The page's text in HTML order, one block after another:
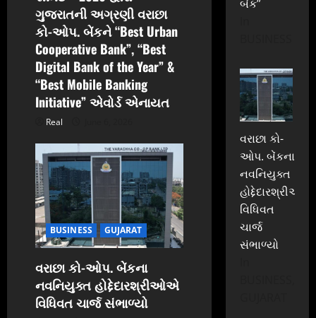
ગુજરાતની અગ્રણી વરાછા
કો-ઓપ. બેંકને “Best Urban
Cooperative Bank”, “Best
Digital Bank of the Year” &
“Best Mobile Banking
Initiative” એવોર્ડ એનાયત
Real
BUSINESS GUJARAT
વરાછા કો-ઓપ. બેંકના
નવનિયુક્ત હોદ્દેદારશ્રીઓએ
વિધિવત ચાર્જ સંભાળ્યો
બેંક”
વરાછા કો-
ઓપ. બેંકના
નવનિયુક્ત
હોદ્દેદારશ્રીઓએ
વિધિવત
ચાર્જ
સંભાળ્યો